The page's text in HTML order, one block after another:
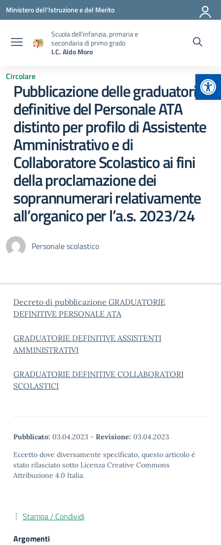
Vai ai contenuti
Vai al menu di navigazione
Vai al footer
Ministero dell'Istruzione e del Merito
Scuola dell’infanzia, primaria e
secondaria di primo grado
I.C. Aldo Moro
Circolare
Pubblicazione delle graduatorie
definitive del Personale ATA
distinto per profilo di Assistente
Amministrativo e di
Collaboratore Scolastico ai fini
della proclamazione dei
soprannumerari relativamente
all’organico per l’a.s. 2023/24
Personale scolastico
Decreto di pubblicazione GRADUATORIE
DEFINITIVE PERSONALE ATA
GRADUATORIE DEFINITIVE ASSISTENTI
AMMINISTRATIVI
GRADUATORIE DEFINITIVE COLLABORATORI
SCOLASTICI
Pubblicato: 03.04.2023 - Revisione: 03.04.2023
Eccetto dove diversamente specificato, questo articolo è
stato rilasciato sotto Licenza Creative Commons
Attribuzione 4.0 Italia.
Stampa / Condividi
Argomenti